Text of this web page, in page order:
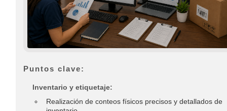
Puntos clave:
Inventario y etiquetaje:
Realización de conteos físicos precisos y detallados de